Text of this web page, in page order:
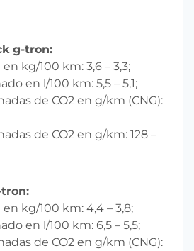
g-tron:
kg/100 km: 3,6 – 3,3;
en l/100 km: 5,5 – 5,1;
de CO2 en g/km (CNG):
de CO2 en g/km: 128 –
kg/100 km: 4,4 – 3,8;
en l/100 km: 6,5 – 5,5;
de CO2 en g/km (CNG):